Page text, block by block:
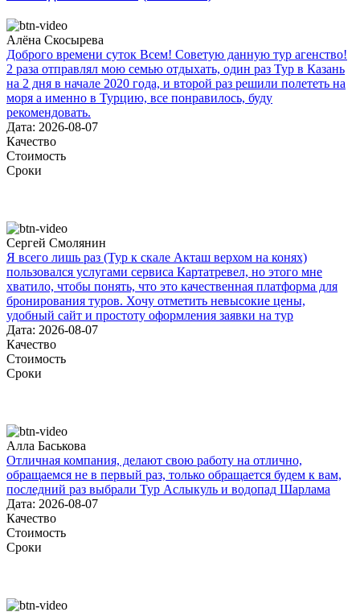
Алёна Скосырева
Доброго времени суток Всем! Советую данную тур агенство!
2 раза отправлял мою семью отдыхать, один раз Тур в Казань
на 2 дня в начале 2020 года, и второй раз решили полететь на
моря а именно в Турцию, все понравилось, буду
рекомендовать.
Дата: 2026-08-07
Качество
Стоимость
Сроки
Сергей Смолянин
Я всего лишь раз (Тур к скале Акташ верхом на конях)
пользовался услугами сервиса Картатревел, но этого мне
хватило, чтобы понять, что это качественная платформа для
бронирования туров. Хочу отметить невысокие цены,
удобный сайт и простоту оформления заявки на тур
Дата: 2026-08-07
Качество
Стоимость
Сроки
Алла Баськова
Отличная компания, делают свою работу на отлично,
обращаемся не в первый раз, только обращается будем к вам,
последний раз выбрали Тур Аслыкуль и водопад Шарлама
Дата: 2026-08-07
Качество
Стоимость
Сроки